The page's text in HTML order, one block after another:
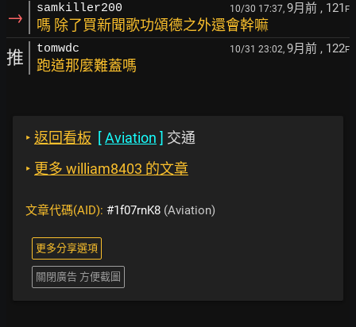
→ samkiller200 10/30 17:37, 9月前 , 121 F
嗎 除了買新聞歌功頌德之外還會幹嘛
推 tomwdc 10/31 23:02, 9月前 , 122F
跑道那麼難蓋嗎
‣ 返回看板 [Aviation ] 交通
‣ 更多 william8403 的文章
文章代碼(AID): #1f07rnK8 (Aviation)
更多分享選項
關閉廣告 方便截圖